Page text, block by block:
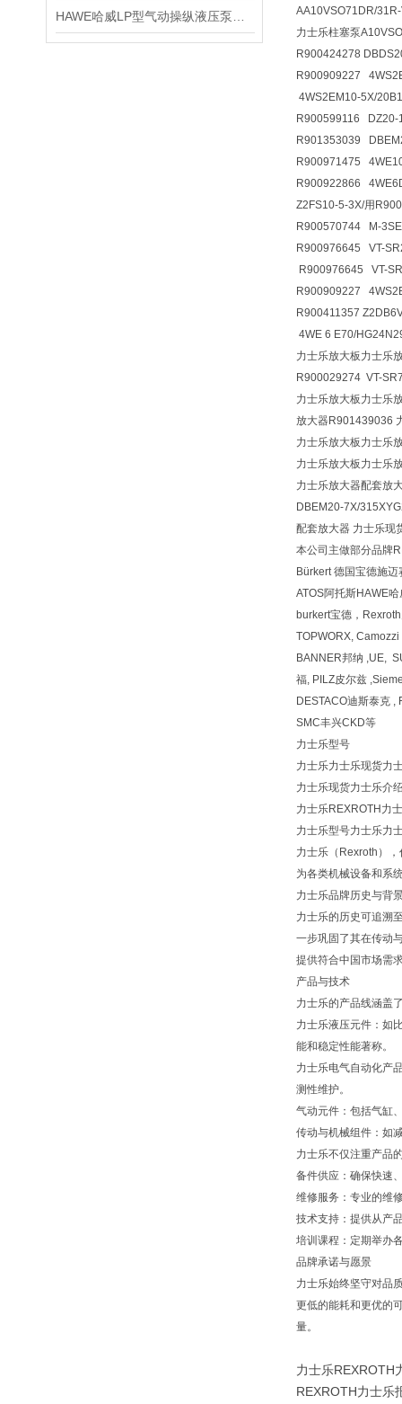
AA10VSO71DR/
力士乐柱塞泵
R900424278
R900909227
4WS2EM10-5X/
R900599116 DZ20-
R901353039
R900971475
R900922866
Z2FS10-5-3X/用
R900570744 M-
R900976645 VT-
R900976645 VT-
R900909227
R900411357
4WE 6 E70/
力士乐放大板力士乐
R900029274 VT-
力士乐放大板力士乐
放大器R901439036
力士乐放大板力士乐
力士乐放大板力士乐
力士乐放大器配套放
DBEM20-7X/
配套放大器 力士乐现
本公司主做部分品牌
Bürkert 德国宝德施
ATOS阿托斯HAWE
burkert宝德，
TOPWORX,
BANNER邦纳 ,UE,
福, PILZ皮尔兹
DESTACO迪斯泰克
SMC丰兴CKD等
力士乐型号
力士乐力士乐现货力
力士乐现货力士乐介
力士乐REXROTH力
力士乐型号力士乐力
力士乐（Rexroth）
为各类机械设备和系
力士乐品牌历史与背
力士乐的历史可追溯
一步巩固了其在传动
提供符合中国市场需
产品与技术
力士乐的产品线涵盖
力士乐液压元件：如
能和稳定性能著称。
力士乐电气自动化产
测性维护。
气动元件：包括气缸
传动与机械组件：如
力士乐不仅注重产品
备件供应：确保快速
维修服务：专业的维
技术支持：提供从产
培训课程：定期举办
品牌承诺与愿景
力士乐始终坚守对品
更低的能耗和更优的
量。
力士乐REXROTH
REXROTH力士乐